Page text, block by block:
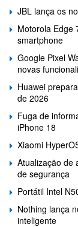
JBL lança os
Motorola Edge
smartphone
Google Pixel
novas
Huawei
de 2026
Fuga de
iPhone 18
Xiaomi
Atualização de
de segurança
Portátil Intel
Nothing lança
inteligente